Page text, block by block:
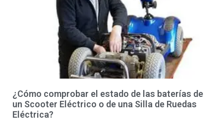
¿Cómo comprobar el estado de las baterías de
un Scooter Eléctrico o de una Silla de Ruedas
Eléctrica?